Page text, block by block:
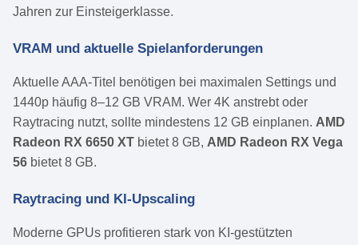
Jahren zur Einsteigerklasse.
VRAM und aktuelle Spielanforderungen
Aktuelle AAA-Titel benötigen bei maximalen Settings und
1440p häufig 8–12 GB VRAM. Wer 4K anstrebt oder
Raytracing nutzt, sollte mindestens 12 GB einplanen. AMD
Radeon RX 6650 XT bietet 8 GB, AMD Radeon RX Vega
56 bietet 8 GB.
Raytracing und KI-Upscaling
Moderne GPUs profitieren stark von KI-gestützten